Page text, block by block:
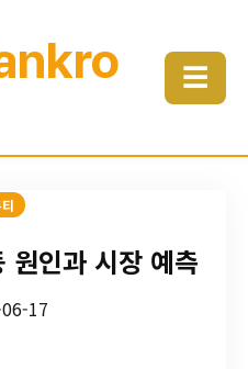
☰
원인과 시장 예측
17